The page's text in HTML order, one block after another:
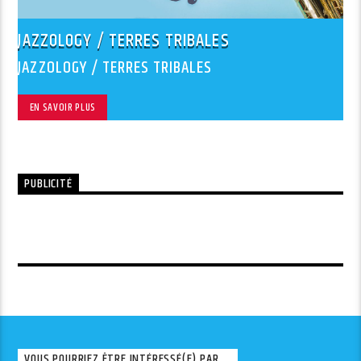
JAZZOLOGY / TERRES TRIBALES
JAZZOLOGY / TERRES TRIBALES
EN SAVOIR PLUS
PUBLICITÉ